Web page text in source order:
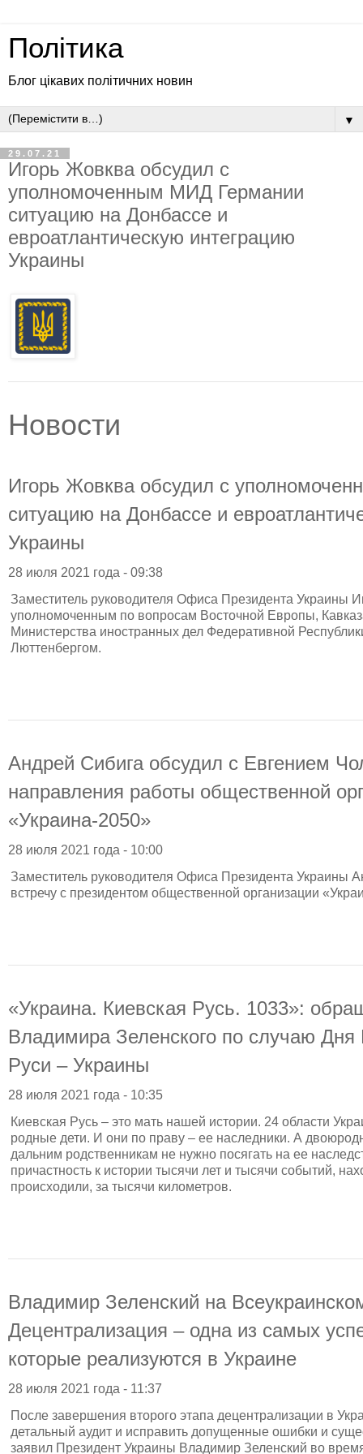
Політика
Блог цікавих політичних новин
▼
29.07.21
Игорь Жовква обсудил с
уполномоченным МИД Германии
ситуацию на Донбассе и
евроатлантическую интеграцию
Украины
Новости
Игорь Жовква обсудил с
ситуацию на Донбассе и
Украины
28 июля 2021 года - 09:38
Заместитель руководителя Офиса Президента Украины
уполномоченным по вопросам Восточной Европы,
Министерства иностранных дел Федеративной
Люттенбергом.
Андрей Сибига обсудил с Евгением
направления работы общественной
«Украина-2050»
28 июля 2021 года - 10:00
Заместитель руководителя Офиса Президента Украины
встречу с президентом общественной организации
«Украина. Киевская Русь. 1033»:
Владимира Зеленского по случаю
Руси – Украины
28 июля 2021 года - 10:35
Киевская Русь – это мать нашей истории. 24 области
родные дети. И они по праву – ее наследники. А
дальним родственникам не нужно посягать на ее
причастность к истории тысячи лет и тысячи событий,
происходили, за тысячи километров.
Владимир Зеленский на
Децентрализация – одна из самых
которые реализуются в Украине
28 июля 2021 года - 11:37
После завершения второго этапа децентрализации в
детальный аудит и исправить допущенные ошибки и
заявил Президент Украины Владимир Зеленский во